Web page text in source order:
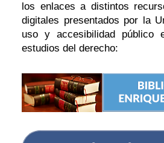
Postgrados y Formación Continua
Investigación y Biblioteca
los enlaces a distintos
digitales presentados por la
uso y accesibilidad público
estudios del derecho: